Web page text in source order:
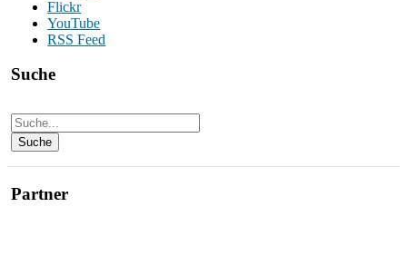
Flickr
YouTube
RSS Feed
Suche
Partner